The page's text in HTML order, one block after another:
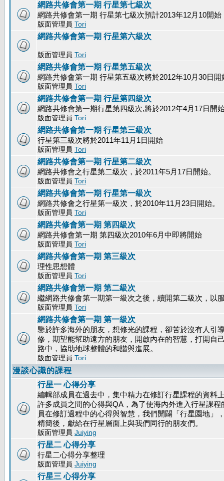
網路共修會第一期 行星第七級次
網路共修會第一期 行星第七級次預計2013年12月10開始
版面管理員 Tori
網路共修會第一期 行星第六級次
版面管理員 Tori
網路共修會第一期 行星第五級次
網路共修會第一期 行星第五級次將於2012年10月30日開
版面管理員 Tori
網路共修會第一期 行星第四級次
網路共修會第一期行星第四級次,將於2012年4月17日開
版面管理員 Tori
網路共修會第一期 行星第三級次
行星第三級次將於2011年11月1日開始
版面管理員 Tori
網路共修會第一期 行星第二級次
網路共修會之行星第二級次，於2011年5月17日開始。
版面管理員 Tori
網路共修會第一期 行星第一級次
網路共修會之行星第一級次，於2010年11月23日開始。
版面管理員 Tori
網路共修會第一期 第四級次
網路共修會第一期 第四級次2010年6月中即將開始
版面管理員 Tori
網路共修會第一期 第三級次
理性思想體
版面管理員 Tori
網路共修會第一期 第二級次
繼網路共修會第一期第一級次之後，續開第二級次，以
版面管理員 Tori
網路共修會第一期 第一級次
鑒於許多海外的朋友，想修光的課程，卻苦於沒有人引
修，期望能幫助遠方的朋友，開啟內在的智慧，打開自
路中，協助地球整體的和諧與進展。
版面管理員 Tori
漫談心識的課程
行星一 心得分享
編輯部成員在過去中，集中精力在修訂行星課程的資料
許多成員之間的心得與QA，為了使海內外進入行星課
員在修訂過程中的心得與智慧，我們開闢「行星園地」
精簡後，獻給在行星層面上與我們同行的朋友們。
版面管理員 Juiying
行星二 心得分享
行星二心得分享整理
版面管理員 Juiying
行星三 心得分享